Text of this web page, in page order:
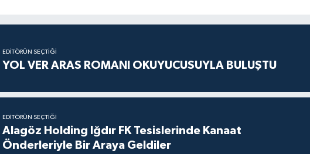
EDITÖRÜN SEÇTIĞI
YOL VER ARAS ROMANI OKUYUCUSUYLA BULUŞTU
EDITÖRÜN SEÇTIĞI
Alagöz Holding Iğdır FK Tesislerinde Kanaat
Önderleriyle Bir Araya Geldiler